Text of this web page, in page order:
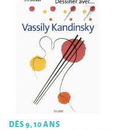
DÈS 9, 10 ANS